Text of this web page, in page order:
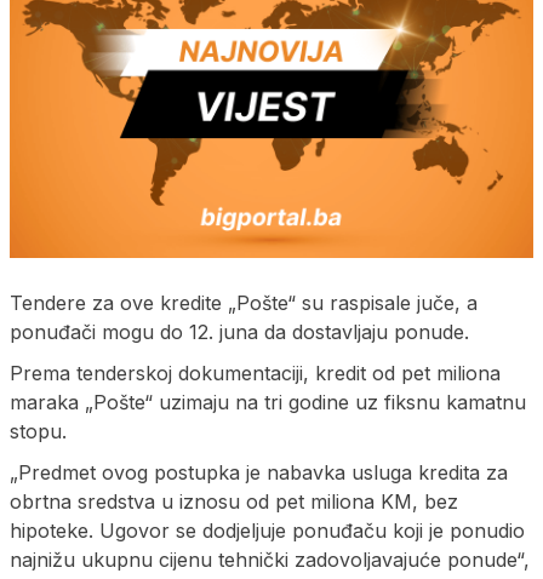
Tendere za ove kredite „Pošte“ su raspisale juče, a
ponuđači mogu do 12. juna da dostavljaju ponude.
Prema tenderskoj dokumentaciji, kredit od pet miliona
maraka „Pošte“ uzimaju na tri godine uz fiksnu kamatnu
stopu.
„Predmet ovog postupka je nabavka usluga kredita za
obrtna sredstva u iznosu od pet miliona KM, bez
hipoteke. Ugovor se dodjeljuje ponuđaču koji je ponudio
najnižu ukupnu cijenu tehnički zadovoljavajuće ponude“,